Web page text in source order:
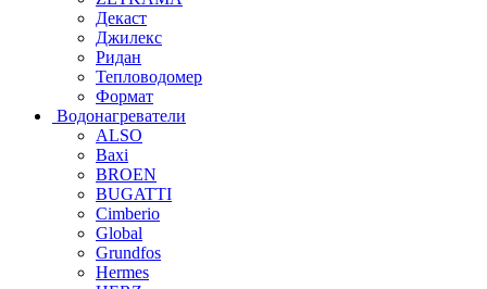
Декаст
Джилекс
Ридан
Тепловодомер
Формат
Водонагреватели
ALSO
Baxi
BROEN
BUGATTI
Cimberio
Global
Grundfos
Hermes